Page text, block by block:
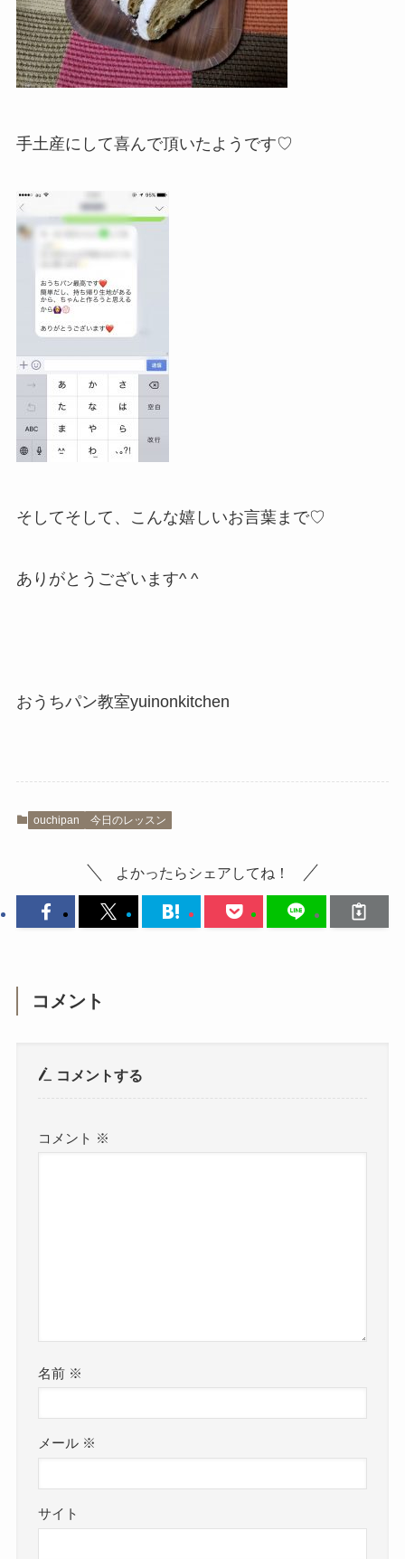
手土産にして喜んで頂いたようです♡
そしてそして、こんな嬉しいお言葉まで♡
ありがとうございます^ ^
おうちパン教室yuinonkitchen
ouchipan 今日のレッスン
よかったらシェアしてね！
コメント
コメントする
コメント ※
名前 ※
メール ※
サイト